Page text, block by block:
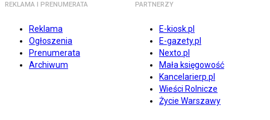
REKLAMA I PRENUMERATA
Reklama
Ogłoszenia
Prenumerata
Archiwum
PARTNERZY
E-kiosk.pl
E-gazety.pl
Nexto.pl
Mała księgowość
Kancelarierp.pl
Wieści Rolnicze
Życie Warszawy